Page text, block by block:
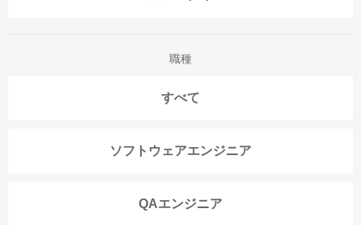
職種
すべて
ソフトウェアエンジニア
QAエンジニア